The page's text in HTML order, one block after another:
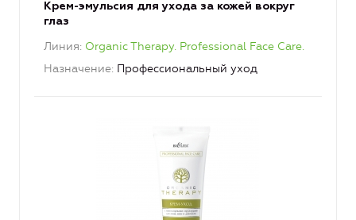
Крем-эмульсия для ухода за кожей вокруг
глаз
Линия Organic Therapy. Professional Face Care.
Назначение Профессиональный уход